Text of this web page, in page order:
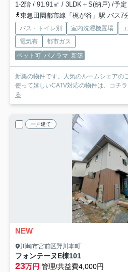
1-2階 / 91.91㎡ / 3LDK＋S(納戸) /予定
東急田園都市線「梶が谷」駅 バス7
バス・トイレ別 室内洗濯機置場
電気有
都市ガス
ペット可 パノラマ 新築
新築の物件です。人気のルームシェアの
使って嬉しいCATV対応の物件は、コチ
る
一戸建て
NEW
川崎市宮前区野川本町
フォンテーヌE棟101
23万円 管理/共益費4,000円